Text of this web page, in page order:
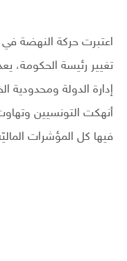
اعتبرت حركة النهضة في
تغيير رئيسة الحكومة،
إدارة الدولة ومحدودية
أنهكت التونسيين
فيها كل المؤشرات